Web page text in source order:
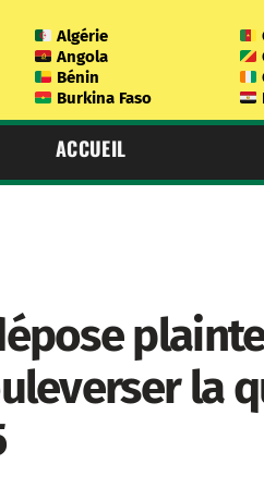
Algérie
Angola
Bénin
Burkina Faso
ACCUEIL
la